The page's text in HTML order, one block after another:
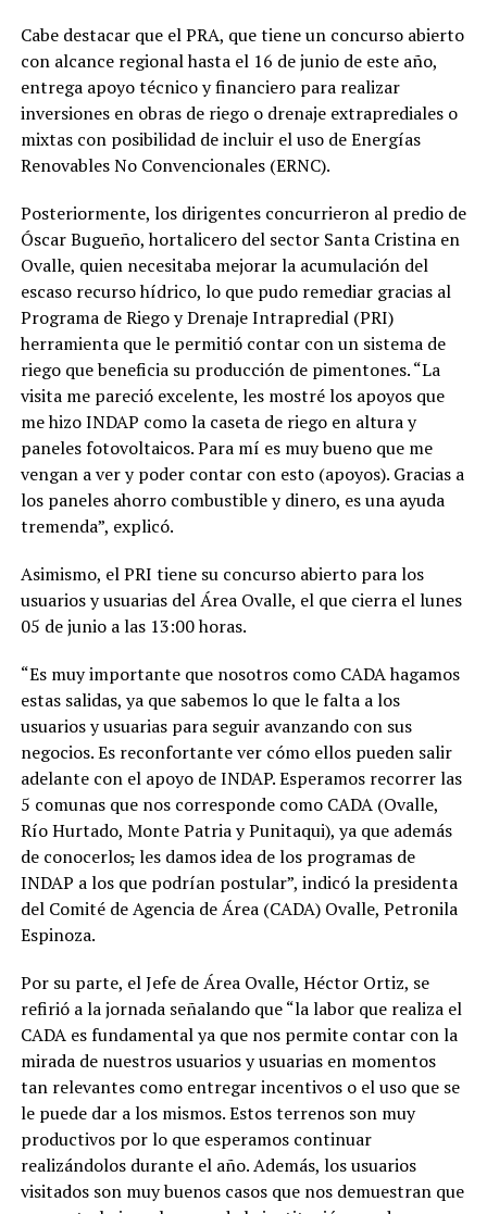
Cabe destacar que el PRA, que tiene un concurso abierto
con alcance regional hasta el 16 de junio de este año,
entrega apoyo técnico y financiero para realizar
inversiones en obras de riego o drenaje extraprediales o
mixtas con posibilidad de incluir el uso de Energías
Renovables No Convencionales (ERNC).
Posteriormente, los dirigentes concurrieron al predio de
Óscar Bugueño, hortalicero del sector Santa Cristina en
Ovalle, quien necesitaba mejorar la acumulación del
escaso recurso hídrico, lo que pudo remediar gracias al
Programa de Riego y Drenaje Intrapredial (PRI)
herramienta que le permitió contar con un sistema de
riego que beneficia su producción de pimentones. “La
visita me pareció excelente, les mostré los apoyos que
me hizo INDAP como la caseta de riego en altura y
paneles fotovoltaicos. Para mí es muy bueno que me
vengan a ver y poder contar con esto (apoyos). Gracias a
los paneles ahorro combustible y dinero, es una ayuda
tremenda”, explicó.
Asimismo, el PRI tiene su concurso abierto para los
usuarios y usuarias del Área Ovalle, el que cierra el lunes
05 de junio a las 13:00 horas.
“Es muy importante que nosotros como CADA hagamos
estas salidas, ya que sabemos lo que le falta a los
usuarios y usuarias para seguir avanzando con sus
negocios. Es reconfortante ver cómo ellos pueden salir
adelante con el apoyo de INDAP. Esperamos recorrer las
5 comunas que nos corresponde como CADA (Ovalle,
Río Hurtado, Monte Patria y Punitaqui), ya que además
de conocerlos,les damos idea de los programas de
INDAP a los que podrían postular”, indicó la presidenta
del Comité de Agencia de Área (CADA) Ovalle, Petronila
Espinoza.
Por su parte, el Jefe de Área Ovalle, Héctor Ortiz, se
refirió a la jornada señalando que “la labor que realiza el
CADA es fundamental ya que nos permite contar con la
mirada de nuestros usuarios y usuarias en momentos
tan relevantes como entregar incentivos o el uso que se
le puede dar a los mismos. Estos terrenos son muy
productivos por lo que esperamos continuar
realizándolos durante el año. Además, los usuarios
visitados son muy buenos casos que nos demuestran que